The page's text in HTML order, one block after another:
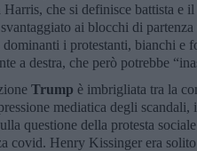
Harris, che si definisce battista e
ai blocchi di
dominanti i protestanti, bianchi e
a destra, che però potrebbe
Trump è imbrigliata tra la
mediatica degli
questione della protesta
covid. Henry Kissinger era